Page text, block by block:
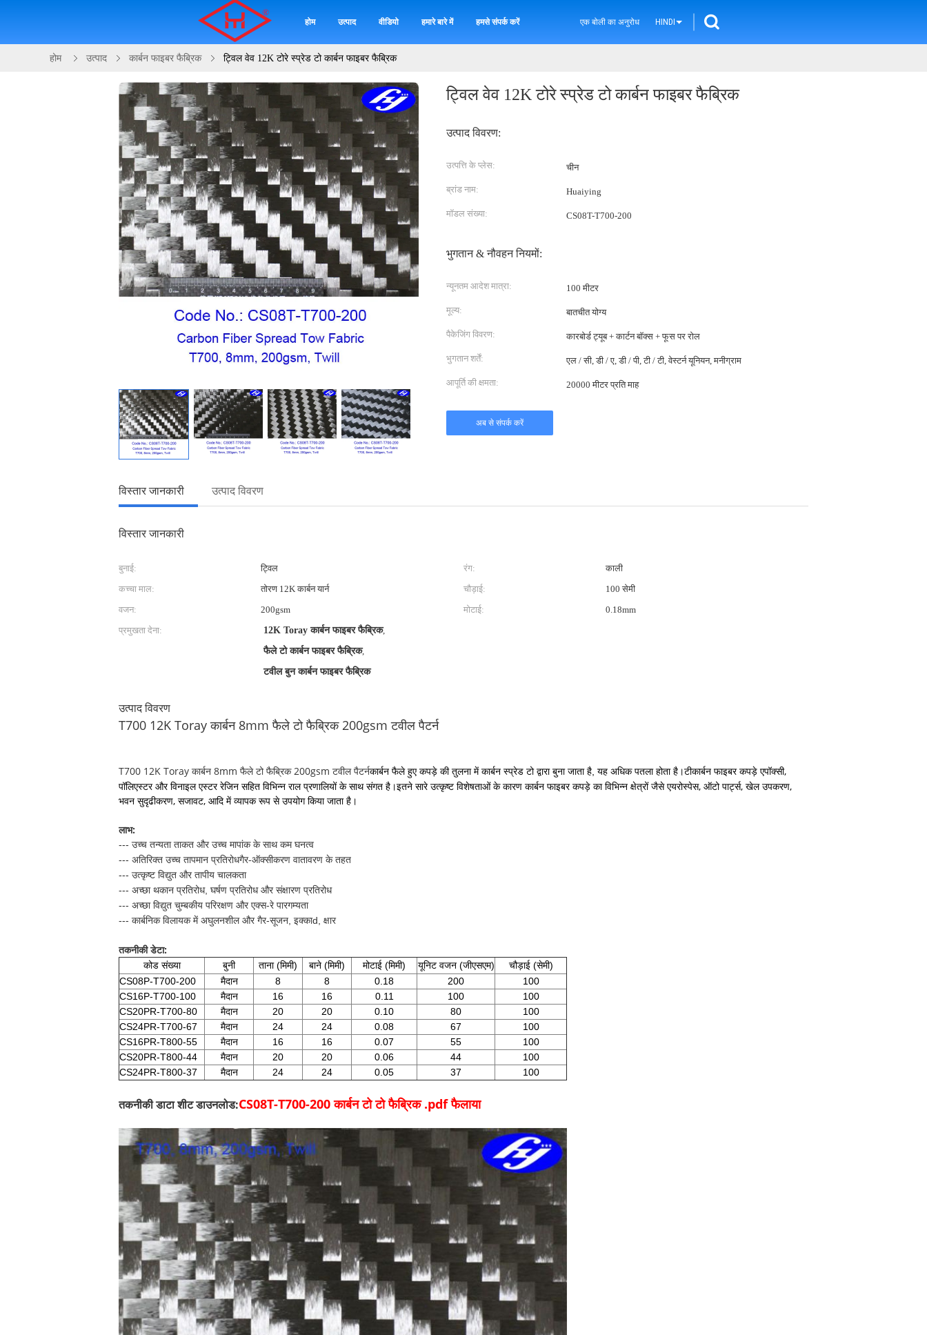
होम उत्पाद वीडियो हमारे बारे में हमसे संपर्क करें एक बोली का अनुरोध HINDI
होम उत्पाद कार्बन फाइबर फैब्रिक ट्विल वेव 12K टोरे स्प्रेड टो कार्बन फाइबर फैब्रिक
ट्विल वेव 12K टोरे स्प्रेड टो कार्बन फाइबर फैब्रिक
उत्पाद विवरण:
उत्पत्ति के प्लेस: चीन
ब्रांड नाम: Huaiying
मॉडल संख्या: CS08T-T700-200
भुगतान & नौवहन नियमों:
न्यूनतम आदेश मात्रा: 100 मीटर
मूल्य: बातचीत योग्य
पैकेजिंग विवरण: कारबोर्ड ट्यूब + कार्टन बॉक्स + फूस पर रोल
भुगतान शर्तें: एल / सी, डी / ए, डी / पी, टी / टी, वेस्टर्न यूनियन, मनीग्राम
आपूर्ति की क्षमता: 20000 मीटर प्रति माह
अब से संपर्क करें
विस्तार जानकारी उत्पाद विवरण
विस्तार जानकारी
बुनाई: ट्विल रंग:
काली
कच्चा माल:
तोरण 12K कार्बन यार्न चौड़ाई:
100 सेमी
वजन:
200gsm मोटाई:
0.18mm
प्रमुखता देना:
12K Toray कार्बन फाइबर फैब्रिक,
फैले टो कार्बन फाइबर फैब्रिक,
टवील बुन कार्बन फाइबर फैब्रिक
उत्पाद विवरण
T700 12K Toray कार्बन 8mm फैले टो फैब्रिक 200gsm टवील पैटर्न
T700 12K Toray कार्बन 8mm फैले टो फैब्रिक 200gsm टवील पैटर्नकार्बन फैले हुए कपड़े की तुलना में कार्बन स्प्रेड टो द्वारा बुना जाता है, यह अधिक पतला होता है।टीकार्बन फाइबर कपड़े एपॉक्सी,
पॉलिएस्टर और विनाइल एस्टर रेजिन सहित विभिन्न राल प्रणालियों के साथ संगत है।इतने सारे उत्कृष्ट विशेषताओं के कारण कार्बन फाइबर कपड़े का विभिन्न क्षेत्रों जैसे एयरोस्पेस, ऑटो पार्ट्स, खेल उपकरण,
भवन सुदृढीकरण, सजावट, आदि में व्यापक रूप से उपयोग किया जाता है।
लाभ:
--- उच्च तन्यता ताकत और उच्च मापांक के साथ कम घनत्व
--- अतिरिक्त उच्च तापमान प्रतिरोधगैर-ऑक्सीकरण वातावरण के तहत
--- उत्कृष्ट विद्युत और तापीय चालकता
--- अच्छा थकान प्रतिरोध, घर्षण प्रतिरोध और संक्षारण प्रतिरोध
--- अच्छा विद्युत चुम्बकीय परिरक्षण और एक्स-रे पारगम्यता
--- कार्बनिक विलायक में अघुलनशील और गैर-सूजन, इक्काd, क्षार
तकनीकी डेटा:
कोड संख्या बुनी ताना (मिमी) बाने (मिमी) मोटाई (मिमी) यूनिट वजन (जीएसएम)
चौड़ाई (सेमी)
CS08P-T700-200
मैदान 8 8 0.18 200
100
CS16P-T700-100
मैदान 16 16 0.11 100
100
CS20PR-T700-80
मैदान 20 20 0.10 80
100
CS24PR-T700-67
मैदान 24 24 0.08 67
100
CS16PR-T800-55
मैदान 16 16 0.07 55
100
CS20PR-T800-44 मैदान 20 20 0.06 44
100
CS24PR-T800-37 मैदान 24 24 0.05 37 100
तकनीकी डाटा शीट डाउनलोड:CS08T-T700-200 कार्बन टो टो फैब्रिक .pdf फैलाया